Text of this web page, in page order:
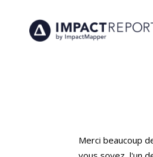
Merci beaucoup